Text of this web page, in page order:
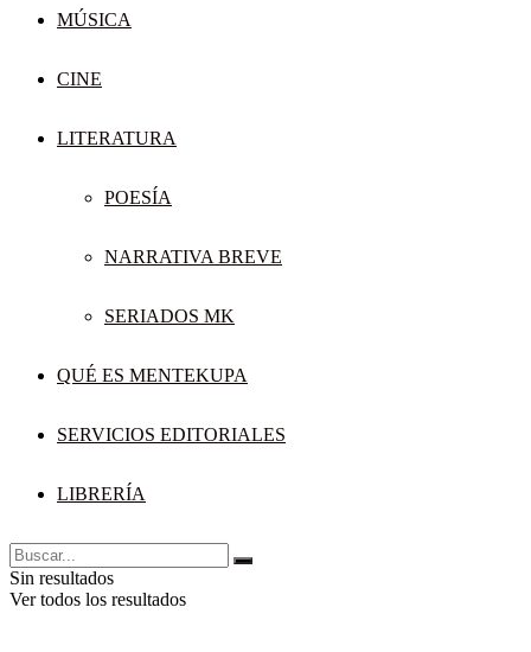
MÚSICA
CINE
LITERATURA
POESÍA
NARRATIVA BREVE
SERIADOS MK
QUÉ ES MENTEKUPA
SERVICIOS EDITORIALES
LIBRERÍA
Sin resultados
Ver todos los resultados